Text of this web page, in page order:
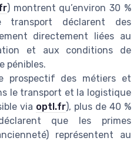
) montrent qu’environ 30 %
transport déclarent des
directement liées au
et aux conditions de
pénibles.
prospectif des métiers et
le transport et la logistique
via optl.fr), plus de 40 %
que les primes
représentent au